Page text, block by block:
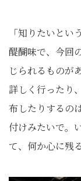
「知りたいと
醍醐味で、今回
じられるものが
詳しく行ったり
布したりするの
付けみたいで。
て、何か心に残